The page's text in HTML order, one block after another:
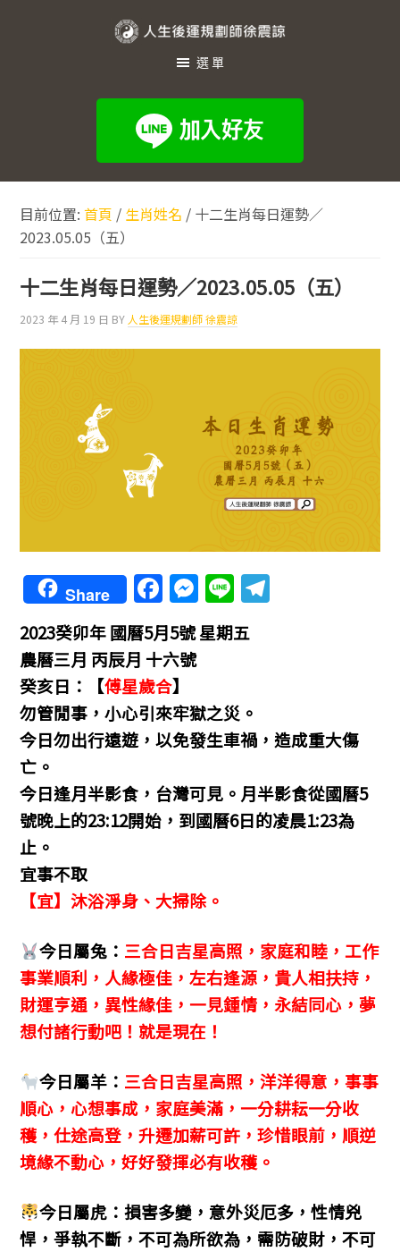
規
師
徐
震
諒
選單
目前位置:首頁 / 生肖姓名 / 十二生肖每日運勢／
2023.05.05（五）
十二生肖每日運勢／2023.05.05（五）
2023 年 4 月 19 日 BY 人生後運規劃師 徐震諒
Share F
a
c
e
b
o
o
k
M
e
ss
n
g
er
Li
n
e
m
2023癸卯年國曆5月5號 星期五
農曆三月 丙辰月 十六號
癸亥日：【傅星歲合】
勿管閒事，小心引來牢獄之災。
今日勿出行遠遊，以免發生車禍，造成重大傷
亡。
今日逢月半影食，台灣可見。月半影食從國曆5
號晚上的23:12開始，到國曆6日的凌晨1:23為
止。
宜事不取
【宜】沐浴淨身、大掃除。
今日屬兔： 三合日吉星高照，家庭和睦，工作
事業順利，人緣極佳，左右逢源，貴人相扶持，
財運亨通，異性緣佳，一見鍾情，永結同心，夢
想付諸行動吧！就是現在！
今日屬羊： 三合日吉星高照，洋洋得意，事事
順心，心想事成，家庭美滿，一分耕耘一分收
穫，仕途高登，升遷加薪可許，珍惜眼前，順逆
境緣不動心，好好發揮必有收穫。
今日屬虎：損害多變，意外災厄多，性情兇
悍，爭執不斷，不可為所欲為，需防破財，不可